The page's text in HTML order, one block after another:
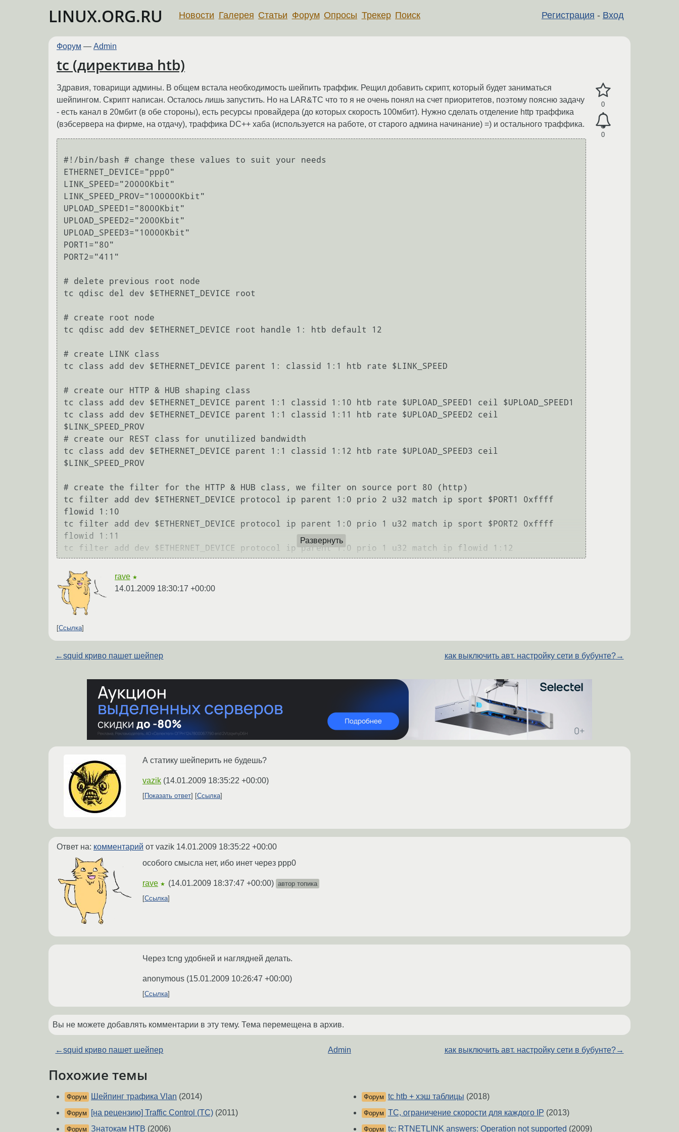
LINUX.ORG.RU Регистрация - Вход
Новости Галерея Статьи Форум Опросы Трекер Поиск
Форум — Admin
tc (директива htb)
0
0
Здравия, товарищи админы. В общем встала необходимость шейпить траффик. Рещил добавить скрипт, который будет заниматься
шейпингом. Скрипт написан. Осталось лишь запустить. Но на LAR&TC что то я не очень понял на счет приоритетов, поэтому поясню задачу
- есть канал в 20мбит (в обе стороны), есть ресурсы провайдера (до которых скорость 100мбит). Нужно сделать отделение http траффика
(вэбсервера на фирме, на отдачу), траффика DC++ хаба (используется на работе, от старого админа начинание) =) и остального траффика.
#!/bin/bash # change these values to suit your needs
ETHERNET_DEVICE="ppp0"
LINK_SPEED="20000Kbit"
LINK_SPEED_PROV="100000Kbit"
UPLOAD_SPEED1="8000Kbit"
UPLOAD_SPEED2="2000Kbit"
UPLOAD_SPEED3="10000Kbit"
PORT1="80"
PORT2="411"
# delete previous root node
tc qdisc del dev $ETHERNET_DEVICE root
# create root node
tc qdisc add dev $ETHERNET_DEVICE root handle 1: htb default 12
# create LINK class
tc class add dev $ETHERNET_DEVICE parent 1: classid 1:1 htb rate $LINK_SPEED
# create our HTTP & HUB shaping class
tc class add dev $ETHERNET_DEVICE parent 1:1 classid 1:10 htb rate $UPLOAD_SPEED1 ceil $UPLOAD_SPEED1
tc class add dev $ETHERNET_DEVICE parent 1:1 classid 1:11 htb rate $UPLOAD_SPEED2 ceil
$LINK_SPEED_PROV
# create our REST class for unutilized bandwidth
tc class add dev $ETHERNET_DEVICE parent 1:1 classid 1:12 htb rate $UPLOAD_SPEED3 ceil
$LINK_SPEED_PROV
# create the filter for the HTTP & HUB class, we filter on source port 80 (http)
tc filter add dev $ETHERNET_DEVICE protocol ip parent 1:0 prio 2 u32 match ip sport $PORT1 0xffff
flowid 1:10
tc filter add dev $ETHERNET_DEVICE protocol ip parent 1:0 prio 1 u32 match ip sport $PORT2 0xffff
flowid 1:11
tc filter add dev $ETHERNET_DEVICE protocol ip parent 1:0 prio 1 u32 match ip flowid 1:12
Развернуть
rave ★
14.01.2009 18:30:17 +00:00
Ссылка
←squid криво пашет шейпер как выключить авт. настройку сети в бубунте?→
А статику шейперить не будешь?
vazik (14.01.2009 18:35:22 +00:00)
Показать ответ Ссылка
Ответ на: комментарий от vazik 14.01.2009 18:35:22 +00:00
особого смысла нет, ибо инет через ppp0
rave ★ (14.01.2009 18:37:47 +00:00) автор топика
Ссылка
Через tcng удобней и наглядней делать.
anonymous (15.01.2009 10:26:47 +00:00)
Ссылка
Вы не можете добавлять комментарии в эту тему. Тема перемещена в архив.
←squid криво пашет шейпер Admin как выключить авт. настройку сети в бубунте?→
Похожие темы
Форум Шейпинг трафика Vlan (2014)
Форум [на рецензию] Traffic Control (TC) (2011)
Форум Знатокам HTB (2006)
Форум tc htb + хэш таблицы (2018)
Форум TC, ограничение скорости для каждого IP (2013)
Форум tc: RTNETLINK answers: Operation not supported (2009)